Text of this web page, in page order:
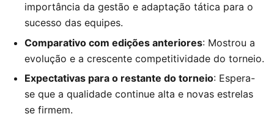
importância da gestão e adaptação tática para o
sucesso das equipes.
Comparativo com edições anteriores: Mostrou a
evolução e a crescente competitividade do torneio.
Expectativas para o restante do torneio: Espera-
se que a qualidade continue alta e novas estrelas
se firmem.